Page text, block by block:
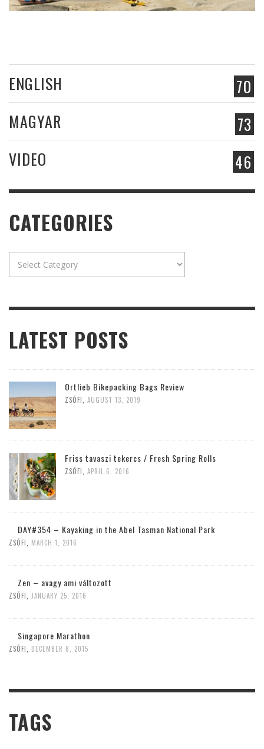
70
ENGLISH
73
MAGYAR
46
VIDEO
CATEGORIES
LATEST POSTS
Ortlieb Bikepacking Bags Review
ZSÓFI AUGUST 13, 2019
Friss tavaszi tekercs / Fresh Spring Rolls
ZSÓFI APRIL 6, 2016
DAY#354 – Kayaking in the Abel Tasman National Park
ZSÓFI MARCH 1, 2016
Zen – avagy ami változott
ZSÓFI JANUARY 25, 2016
Singapore Marathon
ZSÓFI DECEMBER 8, 2015
TAGS